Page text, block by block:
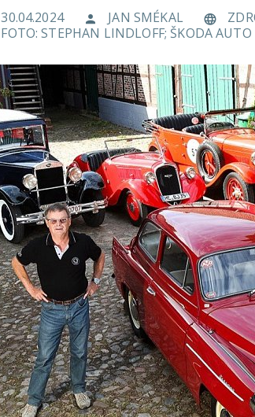
30.04.2024 JAN SMÉKAL
FOTO: STEPHAN LINDLOFF; ŠKODA AUTO